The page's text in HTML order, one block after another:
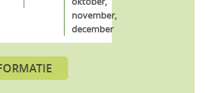
november,
december